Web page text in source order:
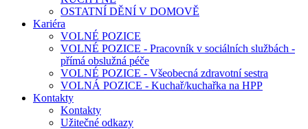
OSTATNÍ DĚNÍ V DOMOVĚ
Kariéra
VOLNÉ POZICE
VOLNÉ POZICE - Pracovník v sociálních službách -
přímá obslužná péče
VOLNÉ POZICE - Všeobecná zdravotní sestra
VOLNÁ POZICE - Kuchař/kuchařka na HPP
Kontakty
Kontakty
Užitečné odkazy